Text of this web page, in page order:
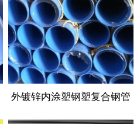
外镀锌内涂塑钢塑复合钢管